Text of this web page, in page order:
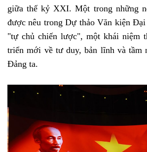
giữa thế kỷ XXI. Một trong những
được nêu trong Dự thảo Văn kiện
"tự chủ chiến lược", một khái niệm
triển mới về tư duy, bản lĩnh và tầm
Đảng ta.